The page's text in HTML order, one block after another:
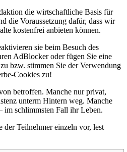
die wirtschaftliche Basis für
die Voraussetzung dafür, dass wir
kostenfrei anbieten können.
sie beim Besuch des
AdBlocker oder fügen Sie eine
bzw. stimmen Sie der Verwendung
Cookies zu!
betroffen. Manche nur privat,
unterm Hintern weg. Manche
im schlimmsten Fall ihr Leben.
der Teilnehmer einzeln vor, lest